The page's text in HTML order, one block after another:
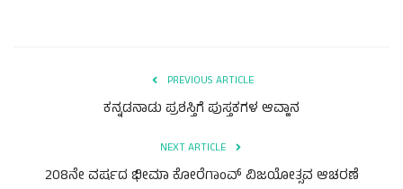
PREVIOUS ARTICLE
ಕನ್ನಡನಾಡು ಪ್ರಶಸ್ತಿಗೆ ಪುಸ್ತಕಗಳ ಆವ್ಹಾನ
NEXT ARTICLE
208ನೇ ವರ್ಷದ ಭೀಮಾ ಕೋರೆಗಾಂವ್ ವಿಜಯೋತ್ಸವ ಆಚರಣೆ